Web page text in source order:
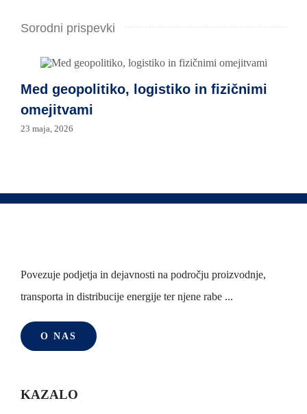
Sorodni prispevki
Med geopolitiko, logistiko in fizičnimi
omejitvami
23 maja, 2026
Povezuje podjetja in dejavnosti na področju proizvodnje,
transporta in distribucije energije ter njene rabe ...
O NAS
KAZALO